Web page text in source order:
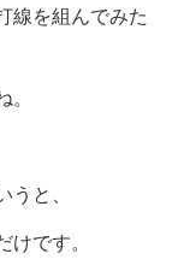
線を組んでみた
と、
です。